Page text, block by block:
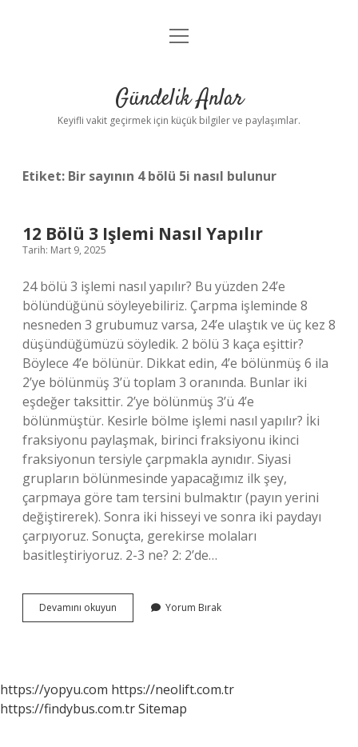
Anasayfa
Yasal Uyarı
menüyü
Gündelik Anlar
Keyifli vakit geçirmek için küçük bilgiler ve paylaşımlar.
Etiket: Bir sayının 4 bölü 5i nasıl bulunur
12 Bölü 3 Işlemi Nasıl Yapılır
Tarih: Mart 9, 2025
24 bölü 3 işlemi nasıl yapılır? Bu yüzden 24’e
bölündüğünü söyleyebiliriz. Çarpma işleminde 8
nesneden 3 grubumuz varsa, 24’e ulaştık ve üç kez 8
düşündüğümüzü söyledik. 2 bölü 3 kaça eşittir?
Böylece 4’e bölünür. Dikkat edin, 4’e bölünmüş 6 ila
2’ye bölünmüş 3’ü toplam 3 oranında. Bunlar iki
eşdeğer taksittir. 2’ye bölünmüş 3’ü 4’e
bölünmüştür. Kesirle bölme işlemi nasıl yapılır? İki
fraksiyonu paylaşmak, birinci fraksiyonu ikinci
fraksiyonun tersiyle çarpmakla aynıdır. Siyasi
grupların bölünmesinde yapacağımız ilk şey,
çarpmaya göre tam tersini bulmaktır (payın yerini
değiştirerek). Sonra iki hisseyi ve sonra iki paydayı
çarpıyoruz. Sonuçta, gerekirse molaları
basitleştiriyoruz. 2-3 ne? 2: 2’de…
Devamını okuyun
Bölü
Yorum Bırak
https://yopyu.com https://neolift.com.tr
https://findybus.com.trSitemap